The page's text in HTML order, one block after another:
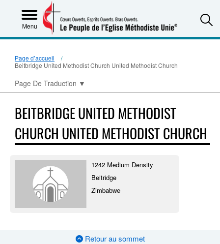
Menu
Page d’accueil
Beitbridge United Methodist Church United Methodist Church
Page De Traduction ▼
BEITBRIDGE UNITED METHODIST
CHURCH UNITED METHODIST CHURCH
1242 Medium Density
Beitridge
Zimbabwe
Retour au sommet